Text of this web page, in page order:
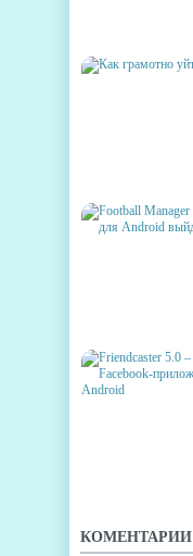
КОМЕНТАРИИ